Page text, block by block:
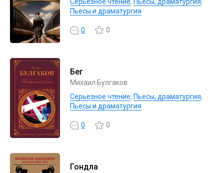
Пьесы и драматургия
0 0
Бег
Михаил Булгаков
Серьезное чтение, Пьесы, драматургия,
Пьесы и драматургия
0 0
Гондла